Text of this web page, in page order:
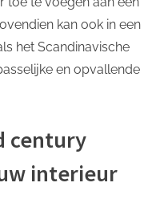
kan ook in een
het Scandinavische
en opvallende
century
interieur